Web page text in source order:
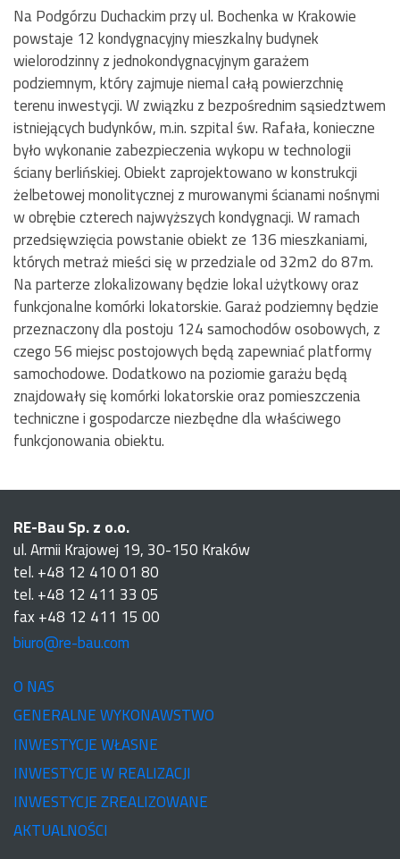
Na Podgórzu Duchackim przy ul. Bochenka w Krakowie
powstaje 12 kondygnacyjny mieszkalny budynek
wielorodzinny z jednokondygnacyjnym garażem
podziemnym, który zajmuje niemal całą powierzchnię
terenu inwestycji. W związku z bezpośrednim sąsiedztwem
istniejących budynków, m.in. szpital św. Rafała, konieczne
było wykonanie zabezpieczenia wykopu w technologii
ściany berlińskiej. Obiekt zaprojektowano w konstrukcji
żelbetowej monolitycznej z murowanymi ścianami nośnymi
w obrębie czterech najwyższych kondygnacji. W ramach
przedsięwzięcia powstanie obiekt ze 136 mieszkaniami,
których metraż mieści się w przedziale od 32m2 do 87m.
Na parterze zlokalizowany będzie lokal użytkowy oraz
funkcjonalne komórki lokatorskie. Garaż podziemny będzie
przeznaczony dla postoju 124 samochodów osobowych, z
czego 56 miejsc postojowych będą zapewniać platformy
samochodowe. Dodatkowo na poziomie garażu będą
znajdowały się komórki lokatorskie oraz pomieszczenia
techniczne i gospodarcze niezbędne dla właściwego
funkcjonowania obiektu.
RE-Bau Sp. z o.o.
ul. Armii Krajowej 19, 30-150 Kraków
tel. +48 12 410 01 80
tel. +48 12 411 33 05
fax +48 12 411 15 00
biuro@re-bau.com
O NAS
GENERALNE WYKONAWSTWO
INWESTYCJE WŁASNE
INWESTYCJE W REALIZACJI
INWESTYCJE ZREALIZOWANE
AKTUALNOŚCI